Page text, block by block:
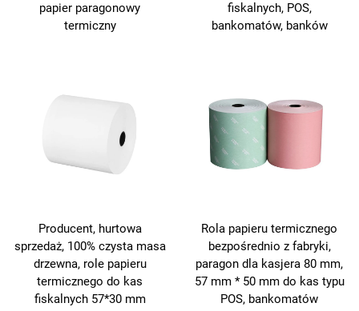
papier paragonowy
termiczny
fiskalnych, POS,
bankomatów, banków
Producent, hurtowa
sprzedaż, 100% czysta masa
drzewna, role papieru
termicznego do kas
fiskalnych 57*30 mm
Rola papieru termicznego
bezpośrednio z fabryki,
paragon dla kasjera 80 mm,
57 mm * 50 mm do kas typu
POS, bankomatów